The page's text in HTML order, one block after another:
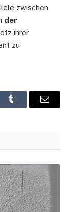
zwischen
der
ihrer
zu
Tumblr Email